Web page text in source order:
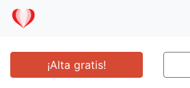
¡Alta gratis!